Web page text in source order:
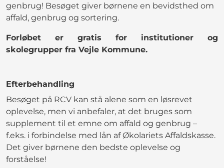
genbrug! Besøget giver børnene en bevidsthed om
affald, genbrug og sortering.
Forløbet er gratis for institutioner og
skolegrupper fra Vejle Kommune.
Efterbehandling
Besøget på RCV kan stå alene som en løsrevet
oplevelse, men vi anbefaler, at det bruges som
supplement til et emne om affald og genbrug –
f.eks. i forbindelse med lån af Økolariets Affaldskasse.
Det giver børnene den bedste oplevelse og
forståelse!